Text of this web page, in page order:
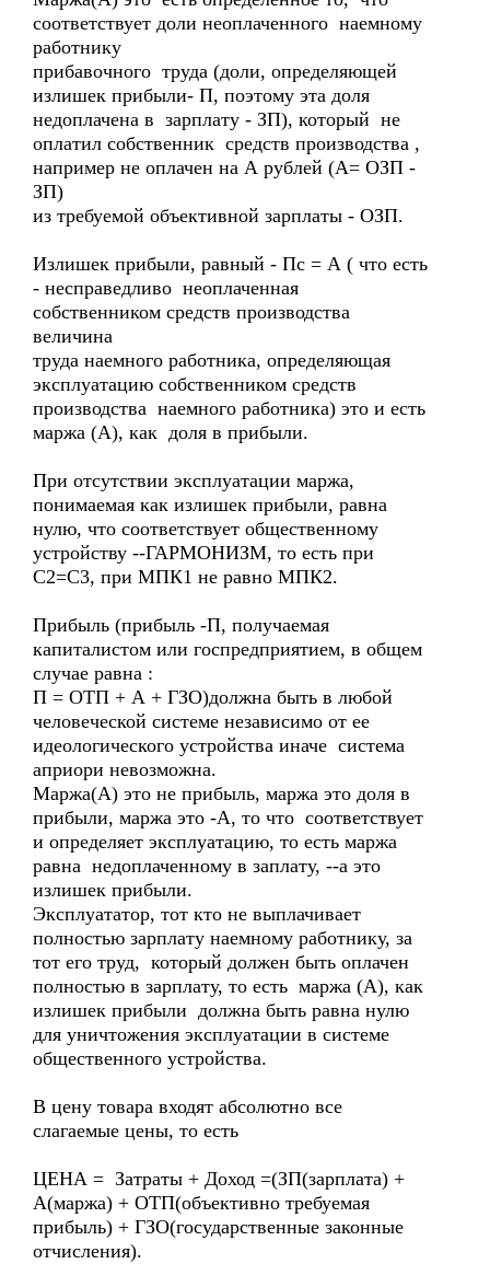
соответствует доли неоплаченного наемному
работнику
прибавочного труда (доли, определяющей
излишек прибыли- П, поэтому эта доля
недоплачена в зарплату - ЗП), который не
оплатил собственник средств производства ,
например не оплачен на А рублей (А= ОЗП -
ЗП)
из требуемой объективной зарплаты - ОЗП.
Излишек прибыли, равный - Пс = А ( что есть
- несправедливо неоплаченная
собственником средств производства
величина
труда наемного работника, определяющая
эксплуатацию собственником средств
производства наемного работника) это и есть
маржа (А), как доля в прибыли.
При отсутствии эксплуатации маржа,
понимаемая как излишек прибыли, равна
нулю, что соответствует общественному
устройству --ГАРМОНИЗМ, то есть при
С2=С3, при МПК1 не равно МПК2.
Прибыль (прибыль -П, получаемая
капиталистом или госпредприятием, в общем
случае равна :
П = ОТП + А + ГЗО)должна быть в любой
человеческой системе независимо от ее
идеологического устройства иначе система
априори невозможна.
Маржа(А) это не прибыль, маржа это доля в
прибыли, маржа это -А, то что соответствует
и определяет эксплуатацию, то есть маржа
равна недоплаченному в заплату, --а это
излишек прибыли.
Эксплуататор, тот кто не выплачивает
полностью зарплату наемному работнику, за
тот его труд, который должен быть оплачен
полностью в зарплату, то есть маржа (А), как
излишек прибыли должна быть равна нулю
для уничтожения эксплуатации в системе
общественного устройства.
В цену товара входят абсолютно все
слагаемые цены, то есть
ЦЕНА = Затраты + Доход =(ЗП(зарплата) +
А(маржа) + ОТП(объективно требуемая
прибыль) + ГЗО(государственные законные
отчисления).